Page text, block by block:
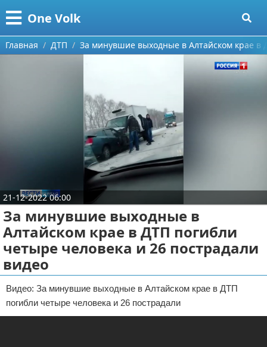
One Volk
Меню
Главная
Видео приколы
Видео про игры
Видео про автомобили
Ремонт автомобиля
Видео про путешествия
Тест-драйв
aliexpress
ebay
Своими руками
Размещение рекламы
Для правообладателей
Условия предоставления информации
Отказ от ответственности
Главная ДТП За минувшие выходные в Алтайском крае в
21-12-2022 06:00
За минувшие выходные в
Алтайском крае в ДТП погибли
четыре человека и 26 пострадали
видео
Видео: За минувшие выходные в Алтайском крае в ДТП
погибли четыре человека и 26 пострадали